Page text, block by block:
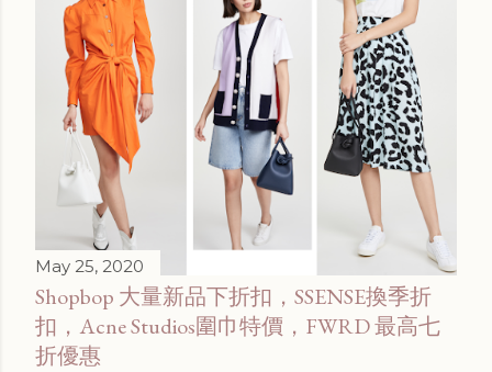
May 25, 2020
Shopbop 大量新品下折扣，SSENSE換季折
扣，Acne Studios圍巾特價，FWRD 最高七
折優惠